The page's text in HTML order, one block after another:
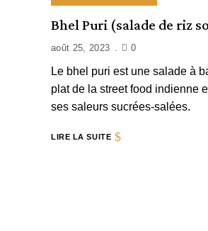
Bhel Puri (salade de riz
août 25, 2023 0
Le bhel puri est une salade à
plat de la street food indienne
ses saleurs sucrées-salées.
LIRE LA SUITE